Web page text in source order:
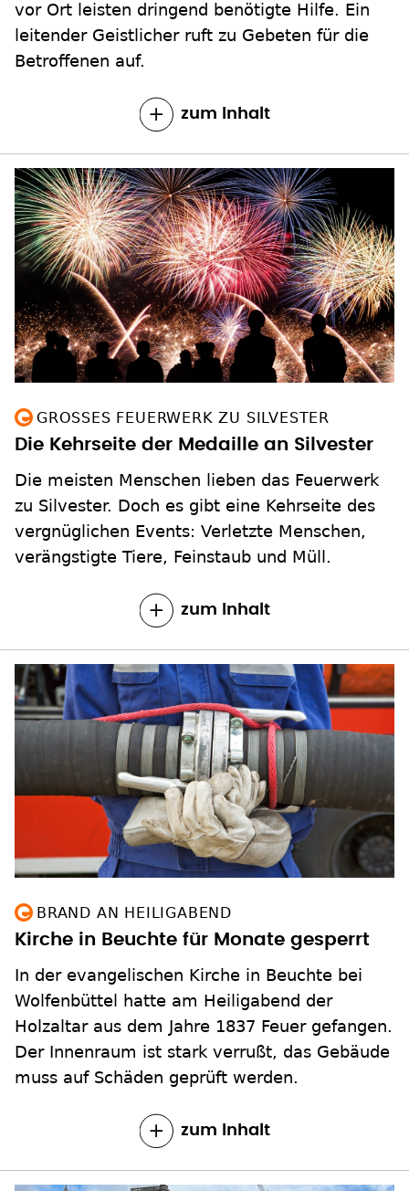
vor Ort leisten dringend benötigte Hilfe. Ein
leitender Geistlicher ruft zu Gebeten für die
Betroffenen auf.
zum Inhalt
GROSSES FEUERWERK ZU SILVESTER
Die Kehrseite der Medaille an Silvester
Die meisten Menschen lieben das Feuerwerk
zu Silvester. Doch es gibt eine Kehrseite des
vergnüglichen Events: Verletzte Menschen,
verängstigte Tiere, Feinstaub und Müll.
zum Inhalt
BRAND AN HEILIGABEND
Kirche in Beuchte für Monate gesperrt
In der evangelischen Kirche in Beuchte bei
Wolfenbüttel hatte am Heiligabend der
Holzaltar aus dem Jahre 1837 Feuer gefangen.
Der Innenraum ist stark verrußt, das Gebäude
muss auf Schäden geprüft werden.
zum Inhalt